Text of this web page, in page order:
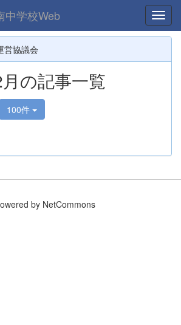
中学校Web
営協議会
の記事一覧
100件
by NetCommons